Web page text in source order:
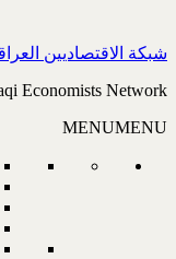
شبكة الاقتصاديين
Economists Network
MENUMENU